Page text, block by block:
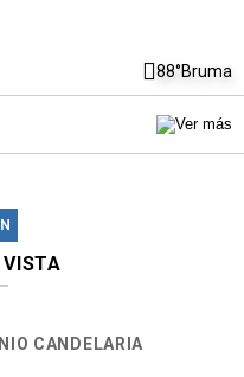
88°Bruma
CANDELARIA